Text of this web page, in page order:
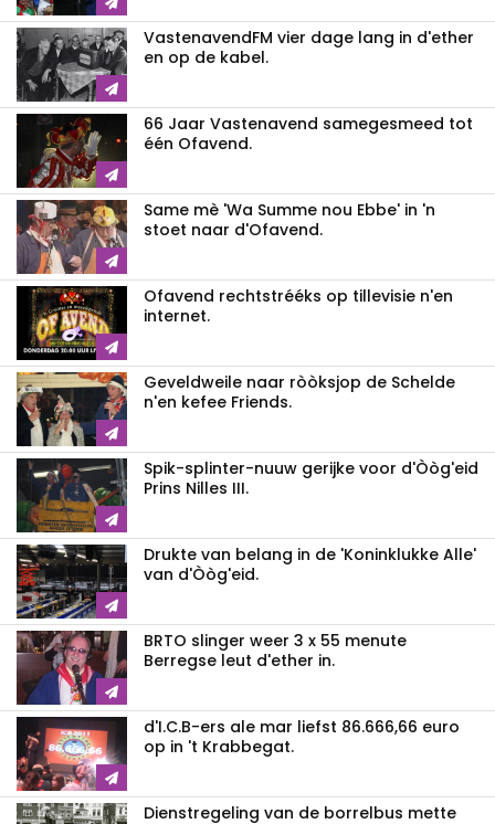
VastenavendFM vier dage lang in d'ether
en op de kabel.
66 Jaar Vastenavend samegesmeed tot
één Ofavend.
Same mè 'Wa Summe nou Ebbe' in 'n
stoet naar d'Ofavend.
Ofavend rechtstrééks op tillevisie n'en
internet.
Geveldweile naar ròòksjop de Schelde
n'en kefee Friends.
Spik-splinter-nuuw gerijke voor d'Òòg'eid
Prins Nilles III.
Drukte van belang in de 'Koninklukke Alle'
van d'Òòg'eid.
BRTO slinger weer 3 x 55 menute
Berregse leut d'ether in.
d'I.C.B-ers ale mar liefst 86.666,66 euro
op in 't Krabbegat.
Dienstregeling van de borrelbus mette